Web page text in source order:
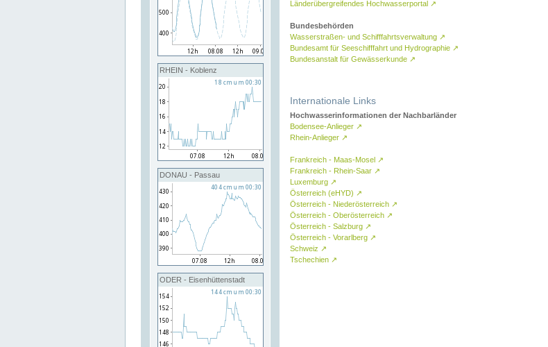
RHEIN - Koblenz
DONAU - Passau
ODER - Eisenhüttenstadt
Länderübergreifendes Hochwasserportal ↗
Bundesbehörden
Wasserstraßen- und Schifffahrtsverwaltung ↗
Bundesamt für Seeschifffahrt und Hydrographie ↗
Bundesanstalt für Gewässerkunde ↗
Internationale Links
Hochwasserinformationen der Nachbarländer
Bodensee-Anlieger ↗
Rhein-Anlieger ↗
Frankreich - Maas-Mosel ↗
Frankreich - Rhein-Saar ↗
Luxemburg ↗
Österreich (eHYD) ↗
Österreich - Niederösterreich ↗
Österreich - Oberösterreich ↗
Österreich - Salzburg ↗
Österreich - Vorarlberg ↗
Schweiz ↗
Tschechien ↗